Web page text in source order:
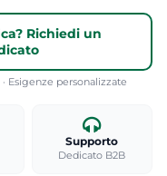
Richiedi un
Esigenze personalizzate
Supporto
Dedicato B2B